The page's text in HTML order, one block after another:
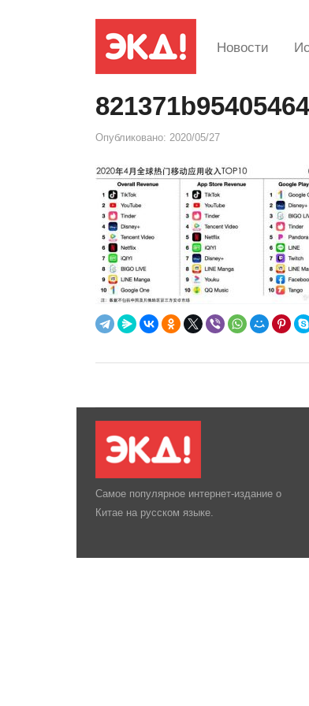
Новости
Опубликовано: 2020/05/27
Самое популярное интернет-издание о
Китае на русском языке.